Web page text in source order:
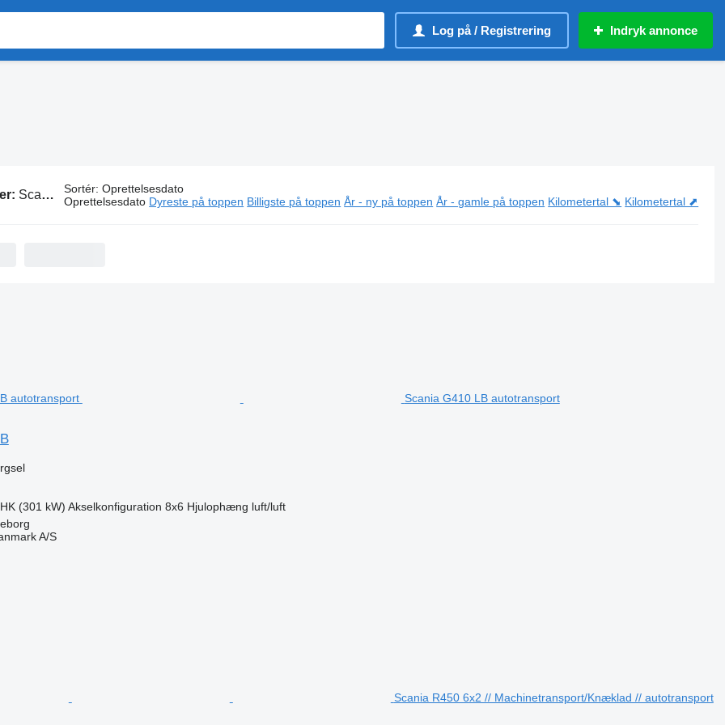
Log på / Registrering Indryk annonce
Scania autotransporter Sortér: Oprettelsesdato
Oprettelsesdato Dyreste på toppen Billigste på toppen År - ny på toppen År - gamle på toppen Kilometertal ⬊ Kilometertal ⬈
Scania G410 LB autotransport
(301 kW) Akselkonfiguration 8x6 Hjulophæng luft/luft
A/S
Scania R450 6x2 // Machinetransport/Knæklad // autotransport